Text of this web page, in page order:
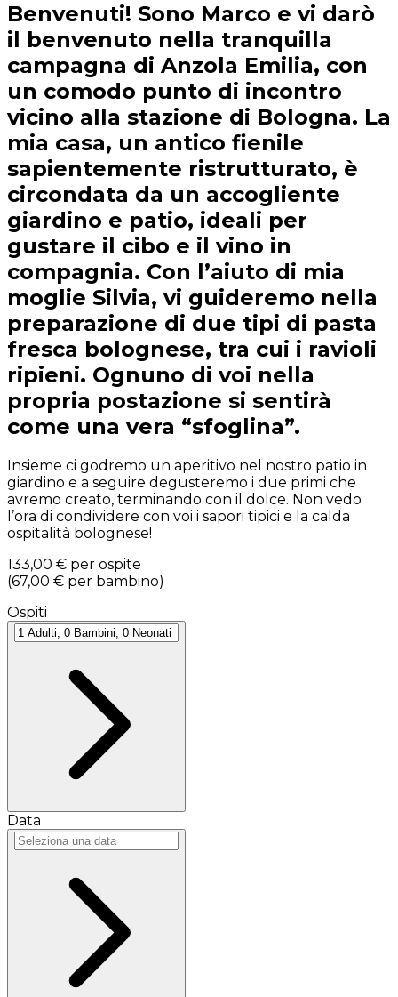
Benvenuti! Sono Marco e vi darò
il benvenuto nella tranquilla
campagna di Anzola Emilia, con
un comodo punto di incontro
vicino alla stazione di Bologna. La
mia casa, un antico fienile
sapientemente ristrutturato, è
circondata da un accogliente
giardino e patio, ideali per
gustare il cibo e il vino in
compagnia. Con l’aiuto di mia
moglie Silvia, vi guideremo nella
preparazione di due tipi di pasta
fresca bolognese, tra cui i ravioli
ripieni. Ognuno di voi nella
propria postazione si sentirà
come una vera “sfoglina”.
Insieme ci godremo un aperitivo nel nostro patio in
giardino e a seguire degusteremo i due primi che
avremo creato, terminando con il dolce. Non vedo
l’ora di condividere con voi i sapori tipici e la calda
ospitalità bolognese!
133,00 € per ospite
(67,00 € per bambino)
Ospiti
Data